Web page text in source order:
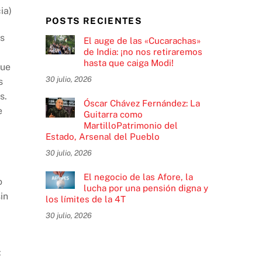
POSTS RECIENTES
El auge de las «Cucarachas»
de India: ¡no nos retiraremos
hasta que caiga Modi!
30 julio, 2026
Óscar Chávez Fernández: La
Guitarra como
MartilloPatrimonio del
Estado, Arsenal del Pueblo
30 julio, 2026
El negocio de las Afore, la
lucha por una pensión digna y
los límites de la 4T
30 julio, 2026